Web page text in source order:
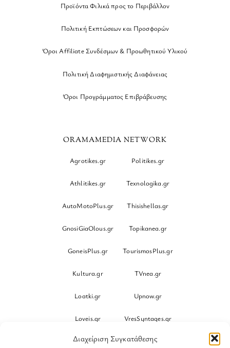
Διαχείριση Συγκατάθεσης
Προϊόντα Φιλικά προς το Περιβάλλον
Πολιτική Εκπτώσεων και Προσφορών
Όροι Affiliate Συνδέσμων & Προωθητικού Υλικού
Πολιτική Διαφημιστικής Διαφάνειας
Όροι Προγράμματος Επιβράβευσης
ORAMAMEDIA NETWORK
Agrotikes.gr Politikes.gr
Athlitikes.gr Texnologika.gr
AutoMotoPlus.gr Thisishellas.gr
GnosiGiaOlous.gr Topikanea.gr
GoneisPlus.gr TourismosPlus.gr
Kultura.gr TVnea.gr
Loatki.gr Upnow.gr
Loveis.gr VresSyntages.gr
ModernaGynaika.gr Xristianika.gr